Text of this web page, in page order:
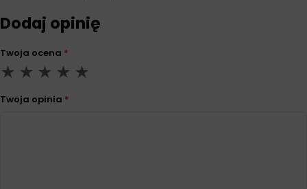
Dodaj opinię
Twoja ocena *
Twoja opinia *